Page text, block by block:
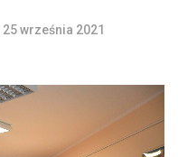
25 września 2021